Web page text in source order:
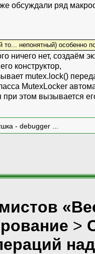
обсуждали ряд
то... непонятный) особенно
ничего нет, создаём
конструктор,
mutex.lock()
MutexLocker
при этом вызывается
- debugger ...
>